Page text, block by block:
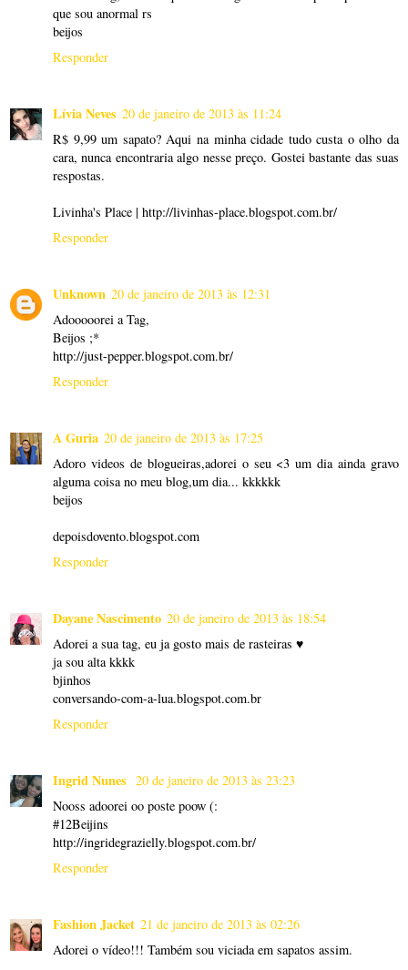
que sou anormal rs
beijos
Responder
Lívia Neves 20 de janeiro de 2013 às 11:24
R$ 9,99 um sapato? Aqui na minha cidade tudo custa o olho da
cara, nunca encontraria algo nesse preço. Gostei bastante das suas
respostas.
Livinha's Place | http://livinhas-place.blogspot.com.br/
Responder
Unknown 20 de janeiro de 2013 às 12:31
Adooooorei a Tag,
Beijos ;*
http://just-pepper.blogspot.com.br/
Responder
A Guria 20 de janeiro de 2013 às 17:25
Adoro videos de blogueiras,adorei o seu <3 um dia ainda gravo
alguma coisa no meu blog,um dia... kkkkkk
beijos
depoisdovento.blogspot.com
Responder
Dayane Nascimento 20 de janeiro de 2013 às 18:54
Adorei a sua tag, eu ja gosto mais de rasteiras ♥
ja sou alta kkkk
bjinhos
conversando-com-a-lua.blogspot.com.br
Responder
Ingrid Nunes 20 de janeiro de 2013 às 23:23
Nooss adoorei oo poste poow (:
#12Beijins
http://ingridegrazielly.blogspot.com.br/
Responder
Fashion Jacket 21 de janeiro de 2013 às 02:26
Adorei o vídeo!!! Também sou viciada em sapatos assim.